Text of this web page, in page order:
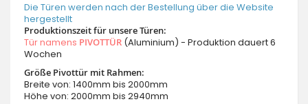
Die Türen werden nach der Bestellung über die Website
hergestellt
Produktionszeit für unsere Türen:
Tür namens PIVOTTÜR (Aluminium) - Produktion dauert 6
Wochen
Größe Pivottür mit Rahmen:
Breite von: 1400mm bis 2000mm
Höhe von: 2000mm bis 2940mm